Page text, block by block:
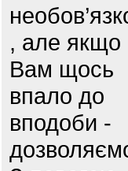
, але якщо
Вам щось
впало до
вподоби -